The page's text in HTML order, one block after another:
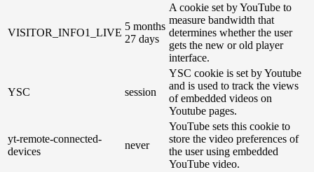
VISITOR_INFO1_LIVE
5 months
27 days
A cookie set by YouTube to
measure bandwidth that
determines whether the user
gets the new or old player
interface.
YSC session
YSC cookie is set by Youtube
and is used to track the views
of embedded videos on
Youtube pages.
yt-remote-connected-
devices
never
YouTube sets this cookie to
store the video preferences of
the user using embedded
YouTube video.